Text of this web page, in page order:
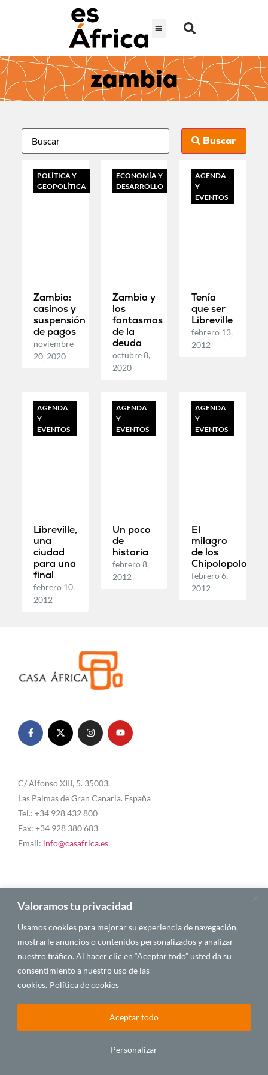
Valoramos tu privacidad
Usamos cookies para mejorar su experiencia de navegación,
mostrarle anuncios o contenidos personalizados y analizar
nuestro tráfico. Al hacer clic en “Aceptar todo” usted da su
consentimiento a nuestro uso de las
cookies. Política de cookies
Personalizar
Aceptar todo
zambia
Buscar
POLÍTICA Y
GEOPOLÍTICA
Zambia:
casinos y
suspensión
de pagos
noviembre
20, 2020
ECONOMÍA Y
DESARROLLO
Zambia y
los
fantasmas
de la
deuda
octubre 8,
2020
AGENDA
Y
EVENTOS
Tenía
que ser
Libreville
febrero 13,
2012
AGENDA
Y
EVENTOS
Libreville,
una
ciudad
para una
final
febrero 10,
2012
AGENDA
Y
EVENTOS
Un poco
de
historia
febrero 8,
2012
AGENDA
Y
EVENTOS
El
milagro
de los
Chipolopolo
febrero 6,
2012
C/ Alfonso XIII, 5. 35003.
Las Palmas de Gran Canaria. España
Tel.: +34 928 432 800
Fax: +34 928 380 683
Email: info@casafrica.es
Blog
Quiénes somos
Autores
Español